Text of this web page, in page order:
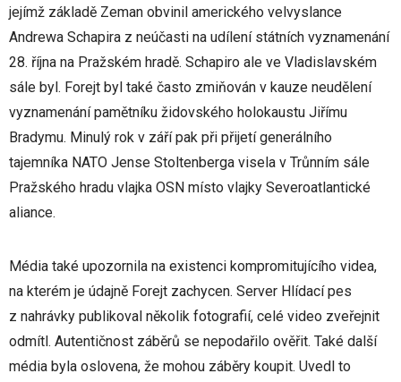
jejímž základě Zeman obvinil amerického velvyslance
Andrewa Schapira z neúčasti na udílení státních vyznamenání
28. října na Pražském hradě. Schapiro ale ve Vladislavském
sále byl. Forejt byl také často zmiňován v kauze neudělení
vyznamenání pamětníku židovského holokaustu Jiřímu
Bradymu. Minulý rok v září pak při přijetí generálního
tajemníka NATO Jense Stoltenberga visela v Trůnním sále
Pražského hradu vlajka OSN místo vlajky Severoatlantické
aliance.
Média také upozornila na existenci kompromitujícího videa,
na kterém je údajně Forejt zachycen. Server Hlídací pes
z nahrávky publikoval několik fotografií, celé video zveřejnit
odmítl. Autentičnost záběrů se nepodařilo ověřit. Také další
média byla oslovena, že mohou záběry koupit. Uvedl to